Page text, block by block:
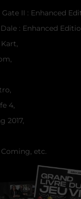
Gate II : Enhanced
: Enhanced
4,
2017,
etc.